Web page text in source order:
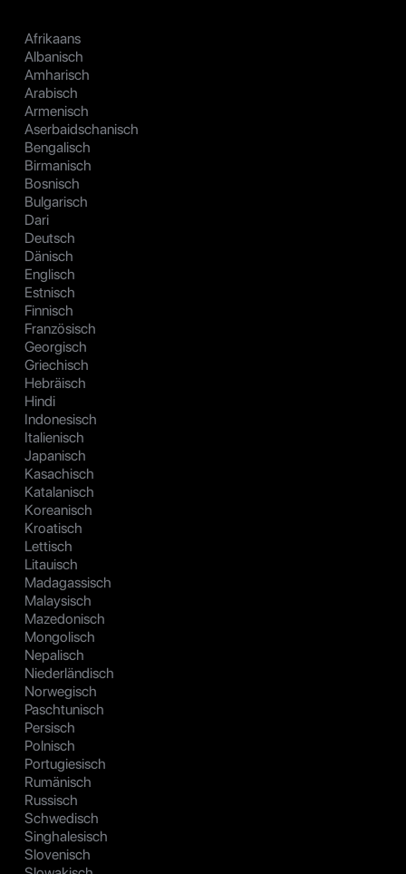
Afrikaans
Albanisch
Amharisch
Arabisch
Armenisch
Aserbaidschanisch
Bengalisch
Birmanisch
Bosnisch
Bulgarisch
Dari
Deutsch
Dänisch
Englisch
Estnisch
Finnisch
Französisch
Georgisch
Griechisch
Hebräisch
Hindi
Indonesisch
Italienisch
Japanisch
Kasachisch
Katalanisch
Koreanisch
Kroatisch
Lettisch
Litauisch
Madagassisch
Malaysisch
Mazedonisch
Mongolisch
Nepalisch
Niederländisch
Norwegisch
Paschtunisch
Persisch
Polnisch
Portugiesisch
Rumänisch
Russisch
Schwedisch
Singhalesisch
Slovenisch